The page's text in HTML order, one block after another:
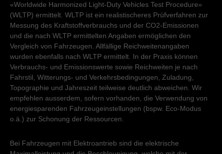
«Worldwide Harmonized Light-Duty Vehicles Test Procedure»
(WLTP) ermittelt. WLTP ist ein realistischeres Prüfverfahren zur
Messung des Kraftstoffverbrauchs und der CO2-Emissionen
und die nach WLTP ermittelten Angaben ermöglichen den
Vergleich von Fahrzeugen. Allfällige Reichweitenangaben
wurden ebenfalls nach WLTP ermittelt. In der Praxis können
Verbrauchs- und Emissionswerte sowie Reichweiten je nach
Fahrstil, Witterungs- und Verkehrsbedingungen, Zuladung,
Topographie und Jahreszeit teilweise deutlich abweichen. Wir
empfehlen ausserdem, sofern vorhanden, die Verwendung von
energiesparenden Fahrzeugeinstellungen (bspw. Eco-Modus
o.ä.) zur Schonung der Ressourcen.
Bei Fahrzeugen mit Elektroantrieb sind die elektrische